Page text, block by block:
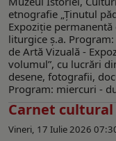
etnografie „Ținutul
Expoziţie
liturgice ş.a.
de Artă Vizuală -
volumul”, cu lucrări
desene, fotografii,
Program: miercuri -
Carnet
Vineri, 17 Iulie 2026